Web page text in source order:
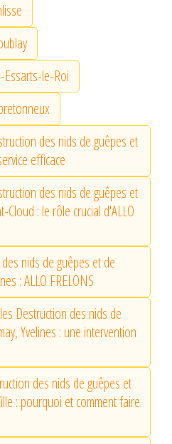
Essarts-le-Roi
des nids de guêpes et
efficace
des nids de guêpes et
: le rôle crucial d'ALLO
nids de guêpes et de
: ALLO FRELONS
Destruction des nids de
Yvelines : une intervention
des nids de guêpes et
: pourquoi et comment faire